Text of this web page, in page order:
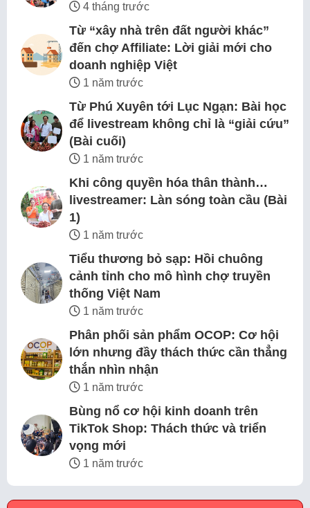
4 tháng trước
Từ “xây nhà trên đất người khác”
đến chợ Affiliate: Lời giải mới cho
doanh nghiệp Việt
1 năm trước
Từ Phú Xuyên tới Lục Ngạn: Bài học
để livestream không chỉ là “giải cứu”
(Bài cuối)
1 năm trước
Khi công quyền hóa thân thành…
livestreamer: Làn sóng toàn cầu (Bài
1)
1 năm trước
Tiểu thương bỏ sạp: Hồi chuông
cảnh tỉnh cho mô hình chợ truyền
thống Việt Nam
1 năm trước
Phân phối sản phẩm OCOP: Cơ hội
lớn nhưng đầy thách thức cần thẳng
thắn nhìn nhận
1 năm trước
Bùng nổ cơ hội kinh doanh trên
TikTok Shop: Thách thức và triển
vọng mới
1 năm trước